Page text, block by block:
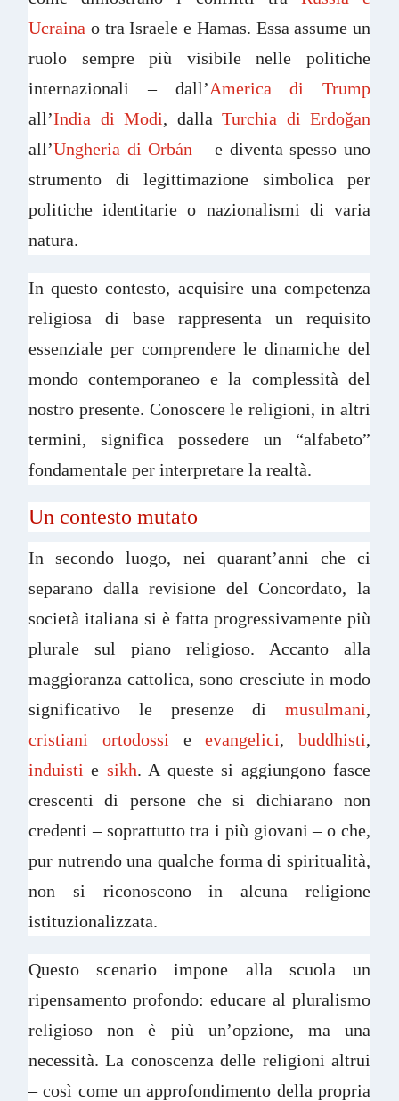
Ucraina o tra Israele e Hamas. Essa assume un
ruolo sempre più visibile nelle politiche
internazionali – dall’America di Trump
all’India di Modi, dalla Turchia di Erdoğan
all’Ungheria di Orbán – e diventa spesso uno
strumento di legittimazione simbolica per
politiche identitarie o nazionalismi di varia
natura.
In questo contesto, acquisire una competenza
religiosa di base rappresenta un requisito
essenziale per comprendere le dinamiche del
mondo contemporaneo e la complessità del
nostro presente. Conoscere le religioni, in altri
termini, significa possedere un “alfabeto”
fondamentale per interpretare la realtà.
Un contesto mutato
In secondo luogo, nei quarant’anni che ci
separano dalla revisione del Concordato, la
società italiana si è fatta progressivamente più
plurale sul piano religioso. Accanto alla
maggioranza cattolica, sono cresciute in modo
significativo le presenze di musulmani,
cristiani ortodossi eevangelici, buddhisti,
induisti e sikh. A queste si aggiungono fasce
crescenti di persone che si dichiarano non
credenti – soprattutto tra i più giovani – o che,
pur nutrendo una qualche forma di spiritualità,
non si riconoscono in alcuna religione
istituzionalizzata.
Questo scenario impone alla scuola un
ripensamento profondo: educare al pluralismo
religioso non è più un’opzione, ma una
necessità. La conoscenza delle religioni altrui
– così come un approfondimento della propria